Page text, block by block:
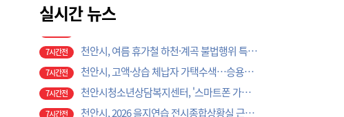
실시간 뉴스
7시간전
7시간전 천안시청소년상담복지센터, '스마트폰 가족치유캠프' 운영
7시간전 천안시, 2026 을지연습 전시종합상황실 근무자 사전교육
7시간전 천안시, 광덕면 물놀이 관리지역 현장 안전점검 실시
9시간전 풍남레미콘 증평 전역 도로 살수 작업···지역과 상생